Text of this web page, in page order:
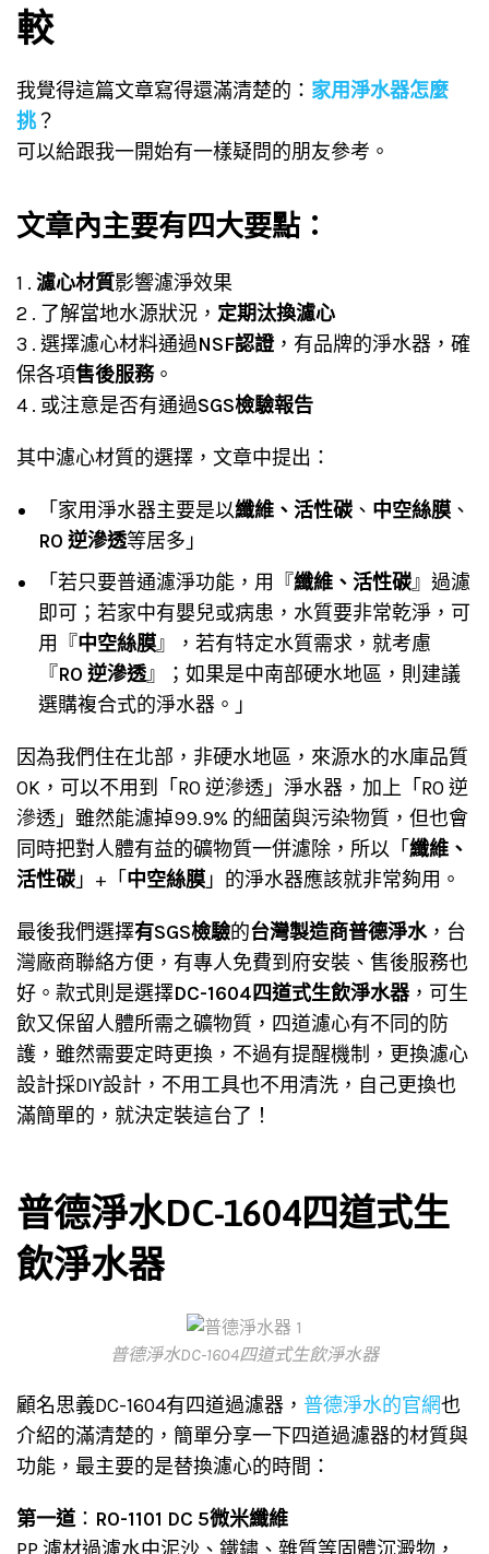
較
我覺得這篇文章寫得還滿清楚的： 家用淨水器怎麼
挑？
可以給跟我一開始有一樣疑問的朋友參考。
文章內主要有四大要點：
1 . 濾心材質影響濾淨效果
2 . 了解當地水源狀況， 定期汰換濾心
3 . 選擇濾心材料通過NSF認證，有品牌的淨水器，確
保各項售後服務。
4 . 或注意是否有通過SGS檢驗報告
其中濾心材質的選擇，文章中提出：
「家用淨水器主要是以纖維、活性碳 、 中空絲膜 、
RO 逆滲透等居多」
「若只要普通濾淨功能，用『纖維、活性碳』過濾
即可；若家中有嬰兒或病患，水質要非常乾淨，可
用『中空絲膜』，若有特定水質需求，就考慮
『RO 逆滲透』；如果是中南部硬水地區，則建議
選購複合式的淨水器。」
因為我們住在北部，非硬水地區，來源水的水庫品質
OK，可以不用到「RO 逆滲透」淨水器，加上「RO 逆
滲透」雖然能濾掉99.9% 的細菌與污染物質，但也會
同時把對人體有益的礦物質一併濾除，所以「 纖維、
活性碳」+「 中空絲膜」的淨水器應該就非常夠用。
最後我們選擇有SGS檢驗的台灣製造商普德淨水，台
灣廠商聯絡方便，有專人免費到府安裝、售後服務也
好。款式則是選擇DC-1604四道式生飲淨水器 ，可生
飲又保留人體所需之礦物質，四道濾心有不同的防
護，雖然需要定時更換，不過有提醒機制，更換濾心
設計採DIY設計，不用工具也不用清洗，自己更換也
滿簡單的，就決定裝這台了！
普德淨水DC-1604四道式生
飲淨水器
普德淨水DC-1604四道式生飲淨水器
顧名思義DC-1604有四道過濾器， 普德淨水的官網也
介紹的滿清楚的，簡單分享一下四道過濾器的材質與
功能，最主要的是替換濾心的時間：
第一道： RO-1101 DC 5微米纖維